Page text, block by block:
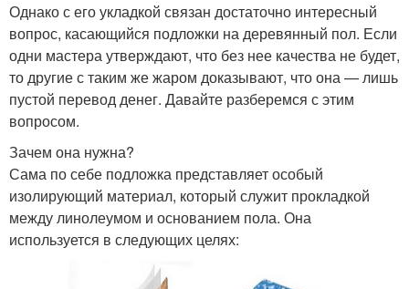
Однако с его укладкой связан достаточно интересный
вопрос, касающийся подложки на деревянный пол. Если
одни мастера утверждают, что без нее качества не будет,
то другие с таким же жаром доказывают, что она — лишь
пустой перевод денег. Давайте разберемся с этим
вопросом.
Зачем она нужна?
Сама по себе подложка представляет особый
изолирующий материал, который служит прокладкой
между линолеумом и основанием пола. Она
используется в следующих целях: